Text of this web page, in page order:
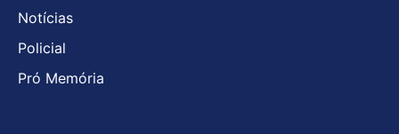
Notícias
Policial
Pró Memória